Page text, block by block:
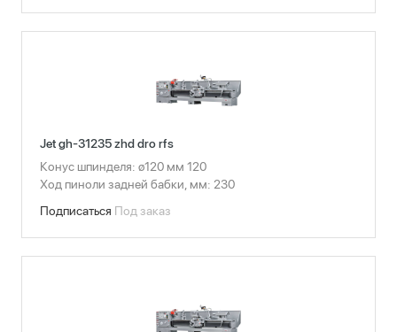
Jet gh-31235 zhd dro rfs
Конус шпинделя: ø120 мм 120
Ход пиноли задней бабки, мм: 230
Подписаться Под заказ